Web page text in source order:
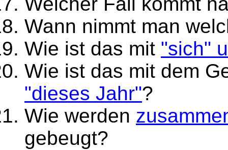
Wann nimmt man
Wie ist das mit "sich"
Wie ist das mit dem
"dieses Jahr"?
Wie werden
gebeugt?